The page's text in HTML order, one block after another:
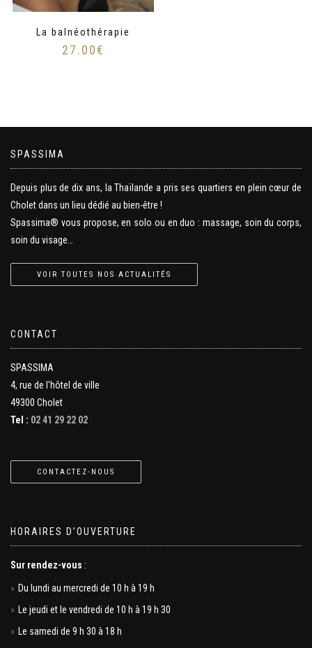
La balnéothérapie
27.00€
SPASSIMA
Depuis plus de dix ans, la Thaïlande a pris ses quartiers en plein cœur de
Cholet dans un lieu dédié au bien-être !
Spassima® vous propose, en solo ou en duo : massage, soin du corps,
soin du visage…
VOIR TOUTES NOS ACTUALITÉS
CONTACT
SPASSIMA
4, rue de l'hôtel de ville
49300 Cholet
Tel : 02 41 29 22 02
CONTACTEZ-NOUS
HORAIRES D’OUVERTURE
Sur rendez-vous :
Du lundi au mercredi de 10 h à 19 h
Le jeudi et le vendredi de 10 h à 19 h 30
Le samedi de 9 h 30 à 18 h